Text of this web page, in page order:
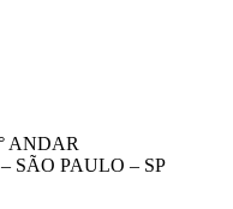
ANDAR
SÃO PAULO – SP